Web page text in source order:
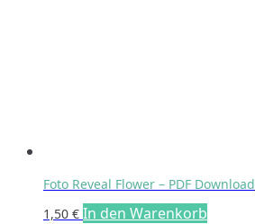
Foto Reveal Flower – PDF Download
1,50 € In den Warenkorb